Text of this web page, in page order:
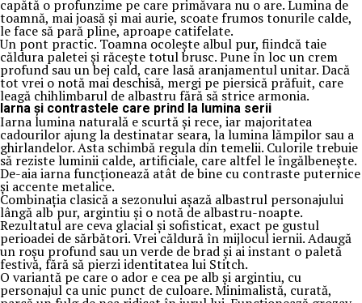
capătă o profunzime pe care primăvara nu o are. Lumina de
toamnă, mai joasă și mai aurie, scoate frumos tonurile calde,
le face să pară pline, aproape catifelate.
Un pont practic. Toamna ocolește albul pur, fiindcă taie
căldura paletei și răcește totul brusc. Pune în loc un crem
profund sau un bej cald, care lasă aranjamentul unitar. Dacă
tot vrei o notă mai deschisă, mergi pe piersică prăfuit, care
leagă chihlimbarul de albastru fără să strice armonia.
Iarna și contrastele care prind la lumina serii
Iarna lumina naturală e scurtă și rece, iar majoritatea
cadourilor ajung la destinatar seara, la lumina lămpilor sau a
ghirlandelor. Asta schimbă regula din temelii. Culorile trebuie
să reziste luminii calde, artificiale, care altfel le îngălbenește.
De-aia iarna funcționează atât de bine cu contraste puternice
și accente metalice.
Combinația clasică a sezonului așază albastrul personajului
lângă alb pur, argintiu și o notă de albastru-noapte.
Rezultatul are ceva glacial și sofisticat, exact pe gustul
perioadei de sărbători. Vrei căldură în mijlocul iernii. Adaugă
un roșu profund sau un verde de brad și ai instant o paletă
festivă, fără să pierzi identitatea lui Stitch.
O variantă pe care o ador e cea pe alb și argintiu, cu
personajul ca unic punct de culoare. Minimalistă, curată,